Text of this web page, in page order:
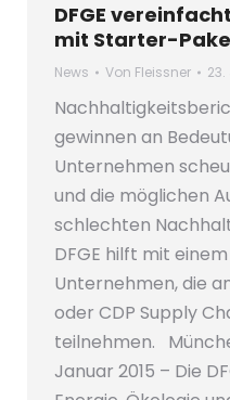
DFGE
mit Starter-
News Von Fleissner
gewinnen an
Unternehmen
und die möglichen
schlechten
DFGE hilft mit
Unternehmen, die
oder CDP Supply
teilnehmen.
Januar 2015 – Die